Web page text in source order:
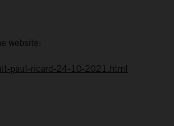
website:
paul-ricard-24-10-2021.html